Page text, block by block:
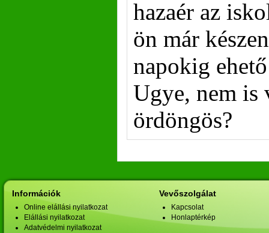
hazaér az
ön már
napokig
Ugye, nem is
ördöngös?
Információk
Online elállási nyilatkozat
Elállási nyilatkozat
Adatvédelmi nyilatkozat
Vevőszolgálat
Kapcsolat
Honlaptérkép